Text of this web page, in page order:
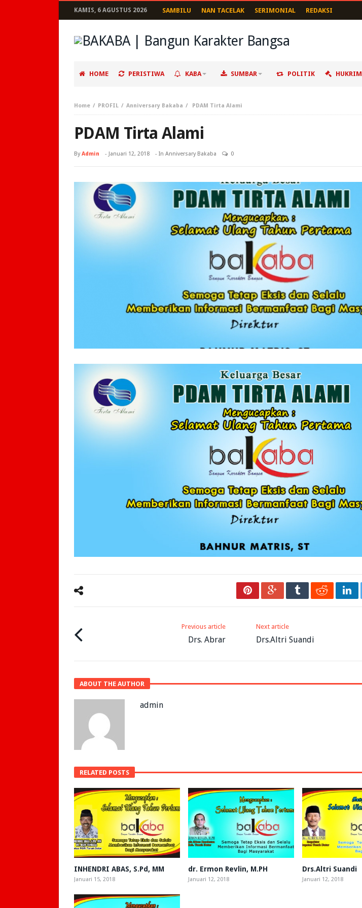
KAMIS, 6 AGUSTUS 2026 SAMBILU NAN TACELAK SERIMONIAL REDAKSI
HOME PERISTIWA KABA SUMBAR POLITIK HUKRIM
Home PROFIL Anniversary Bakaba PDAM Tirta Alami
PDAM Tirta Alami
ByAdmin - Januari 12, 2018 - In Anniversary Bakaba 0
Previous article
Drs. Abrar
Next article
Drs.Altri Suandi
ABOUT THE AUTHOR
admin
RELATED POSTS
INHENDRI ABAS, S.Pd, MM
Januari 15, 2018
dr. Ermon Revlin, M.PH
Januari 12, 2018
Drs.Altri Suandi
Januari 12, 2018